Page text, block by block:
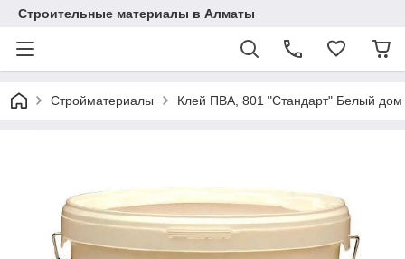
Строительные материалы в Алматы
Стройматериалы Клей ПВА, 801 "Стандарт" Белый дом